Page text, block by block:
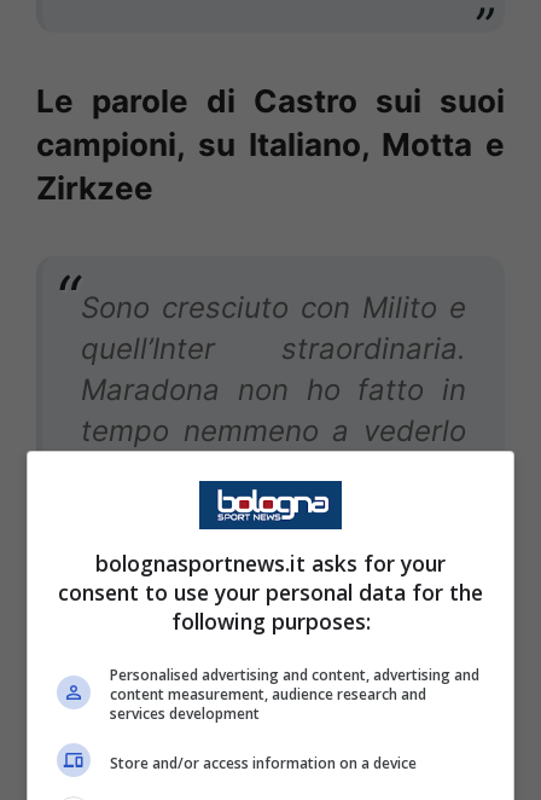
Le parole di Castro sui suoi
campioni, su Italiano, Motta e
Zirkzee
Sono cresciuto con Milito e
quell’Inter straordinaria.
Maradona non ho fatto in
tempo nemmeno a vederlo
Sull’avere davanti uno come
Zirkzee e su Thiago Motta
Più che la sua concorrenza
era il fatto che la squadra
bolognasportnews.it asks for your
consent to use your personal data for the
following purposes:
Personalised advertising and content, advertising and
content measurement, audience research and
services development
Store and/or access information on a device